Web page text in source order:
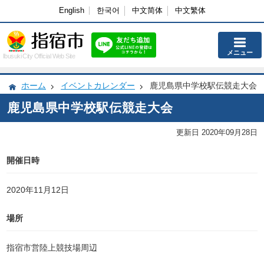
English 한국어 中文简体 中文繁体
Ibusuki City Official Web Site メニュー
ホーム イベントカレンダー 鹿児島県中学校駅伝競走大会
鹿児島県中学校駅伝競走大会
更新日 2020年09月28日
開催日時
2020年11月12日
場所
指宿市営陸上競技場周辺